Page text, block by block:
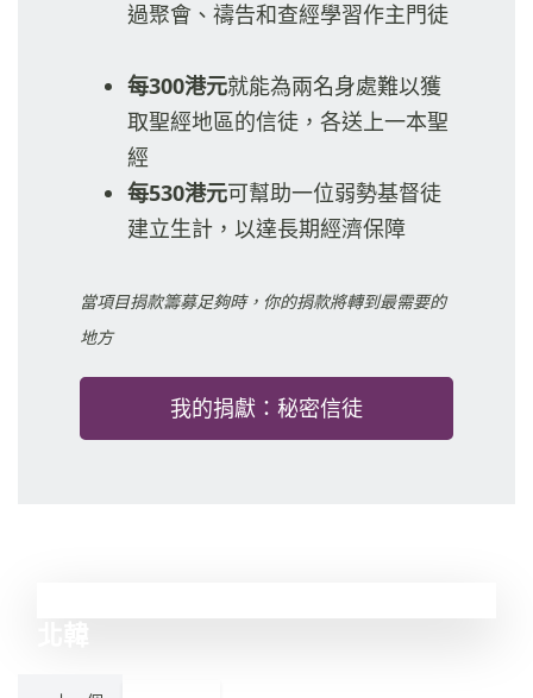
過聚會、禱告和查經學習作主門徒
每300港元就能為兩名身處難以獲
取聖經地區的信徒，各送上一本聖
經
每530港元可幫助一位弱勢基督徒
建立生計，以達長期經濟保障
當項目捐款籌募足夠時，你的捐款將轉到最需要的
地方
我的捐獻：秘密信徒